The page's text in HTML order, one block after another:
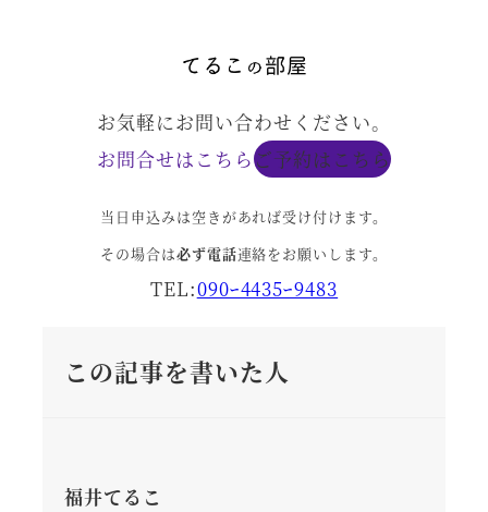
お気軽にお問い合わせください。
お問合せはこちらご予約はこちら
当日申込みは空きがあれば受け付けます。
その場合は必ず電話連絡をお願いします。
TEL:090ｰ4435ｰ9483
この記事を書いた人
福井てるこ